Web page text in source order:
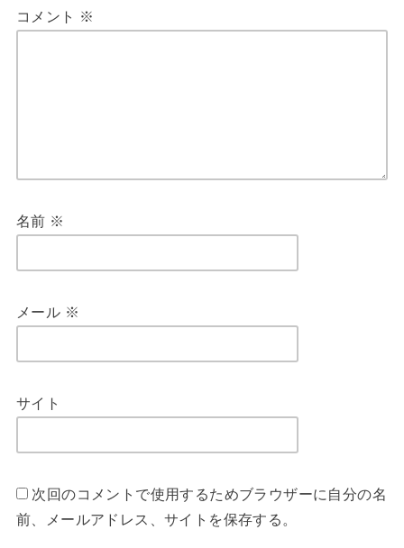
コメント ※
名前 ※
メール ※
サイト
次回のコメントで使用するためブラウザーに自分の名
前、メールアドレス、サイトを保存する。